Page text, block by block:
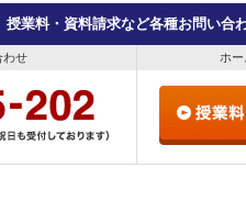
授業料・資料請求など各種お問い合
わせ ホ